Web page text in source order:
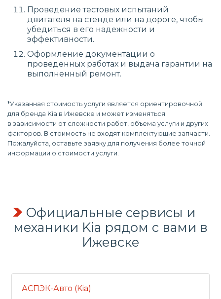
Проведение тестовых испытаний
двигателя на стенде или на дороге, чтобы
убедиться в его надежности и
эффективности.
Оформление документации о
проведенных работах и выдача гарантии на
выполненный ремонт.
*Указанная стоимость услуги является ориентировочной
для бренда Kia в Ижевске и может изменяться
в зависимости от сложности работ, объема услуги и других
факторов. В стоимость не входят комплектующие запчасти.
Пожалуйста, оставьте заявку для получения более точной
информации о стоимости услуги.
Официальные сервисы и
механики Kia рядом с вами в
Ижевске
АСПЭК-Авто (Kia)